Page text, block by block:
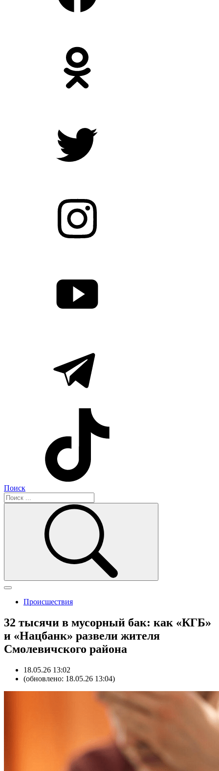
Поиск
Происшествия
32 тысячи в мусорный бак: как «КГБ»
и «Нацбанк» развели жителя
Смолевичского района
18.05.26 13:02
(обновлено: 18.05.26 13:04)